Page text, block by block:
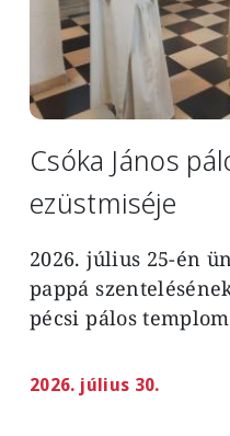
Csóka János
ezüstmiséje
2026. július 25-én
pappá
pécsi pálos
2026. július 30.